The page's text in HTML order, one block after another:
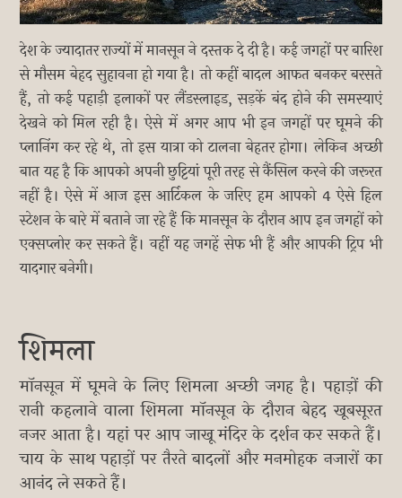
देश के ज्यादातर राज्यों में मानसून ने दस्तक दे दी है। कई जगहों पर बारिश
से मौसम बेहद सुहावना हो गया है। तो कहीं बादल आफत बनकर बरसते
हैं, तो कई पहाड़ी इलाकों पर लैंडस्लाइड, सड़कें बंद होने की समस्याएं
देखने को मिल रही है। ऐसे में अगर आप भी इन जगहों पर घूमने की
प्लानिंग कर रहे थे, तो इस यात्रा को टालना बेहतर होगा। लेकिन अच्छी
बात यह है कि आपको अपनी छुट्टियां पूरी तरह से कैंसिल करने की जरूरत
नहीं है। ऐसे में आज इस आर्टिकल के जरिए हम आपको 4 ऐसे हिल
स्टेशन के बारे में बताने जा रहे हैं कि मानसून के दौरान आप इन जगहों को
एक्सप्लोर कर सकते हैं। वहीं यह जगहें सेफ भी हैं और आपकी ट्रिप भी
यादगार बनेगी।
शिमला
मॉनसून में घूमने के लिए शिमला अच्छी जगह है। पहाड़ों की
रानी कहलाने वाला शिमला मॉनसून के दौरान बेहद खूबसूरत
नजर आता है। यहां पर आप जाखू मंदिर के दर्शन कर सकते हैं।
चाय के साथ पहाड़ों पर तैरते बादलों और मनमोहक नजारों का
आनंद ले सकते हैं।